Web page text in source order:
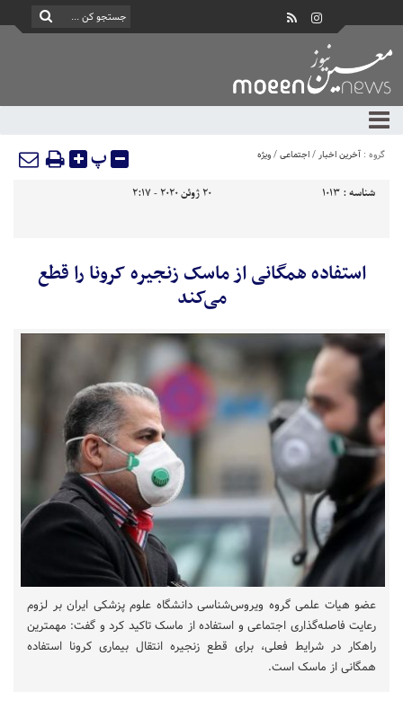
گروه : آخرین اخبار/اجتماعی/ویژه پ
شناسه : 1013 20 ژوئن 2020 - 2:17
استفاده همگانی از ماسک زنجیره کرونا را قطع
می‌کند
عضو هیات علمی گروه ویروس‌شناسی دانشگاه علوم پزشکی ایران بر لزوم
رعایت فاصله‌گذاری اجتماعی و استفاده از ماسک تاکید کرد و گفت: مهمترین
راهکار در شرایط فعلی، برای قطع زنجیره انتقال بیماری کرونا استفاده
همگانی از ماسک است.